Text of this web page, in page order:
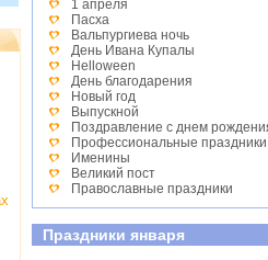
1 апреля
Пасха
Вальпургиева ночь
День Ивана Купалы
Helloween
День благодарения
Новый год
Выпускной
Поздравление с днем
Профессиональные праздники
Именины
Великий пост
Православные праздники
День студента
День победы
Всероссийский день семьи,
Праздники января